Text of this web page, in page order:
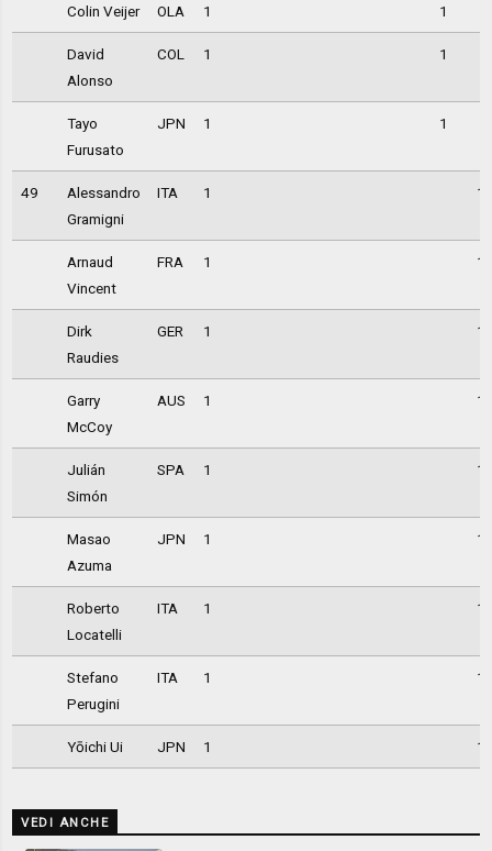
Colin Veijer OLA 1 1
David
Alonso
COL 1 1
Tayo
Furusato
JPN 1 1
49
Alessandro
Gramigni
ITA 1 1
Arnaud
Vincent
FRA 1 1
Dirk
Raudies
GER 1 1
Garry
McCoy
AUS 1 1
Julián
Simón
SPA 1 1
Masao
Azuma
JPN 1 1
Roberto
Locatelli
ITA 1 1
Stefano
Perugini
ITA 1 1
Yōichi Ui JPN 1 1
VEDI ANCHE